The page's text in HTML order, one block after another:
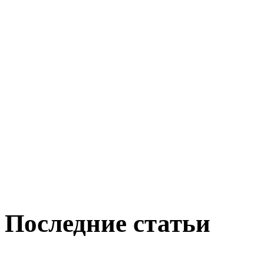
Последние статьи